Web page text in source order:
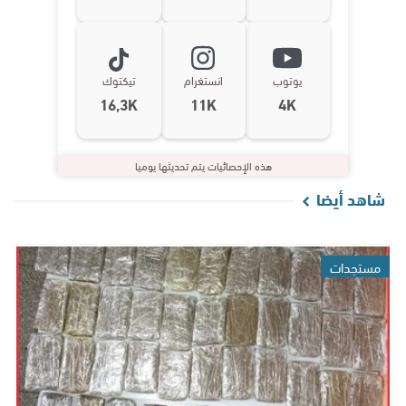
يوتوب
4K
انستغرام
11K
تيكتوك
16,3K
هذه الإحصائيات يتم تحديثها يوميا
شاهد أيضا
مستجدات